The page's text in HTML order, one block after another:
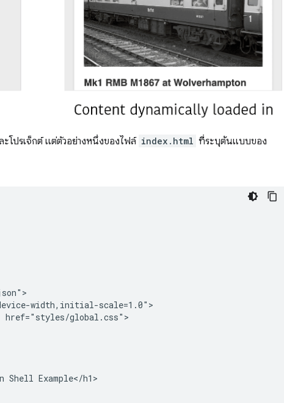
โปรเจ็กต์ แต่ตัวอย่างหนึ่งของไฟล์ index.html ที่ระบุต้นแบบของ
width,initial-scale=1.0">
href="styles/global.css">
Shell Example</h1>